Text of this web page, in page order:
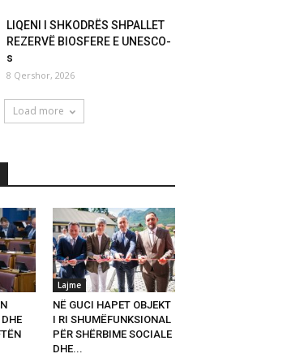
LIQENI I SHKODRËS SHPALLET
REZERVË BIOSFERE E UNESCO-
s
8 Qershor, 2026
Load more
Lajme
NË GUCI HAPET OBJEKT
I RI SHUMËFUNKSIONAL
PËR SHËRBIME SOCIALE
DHE...